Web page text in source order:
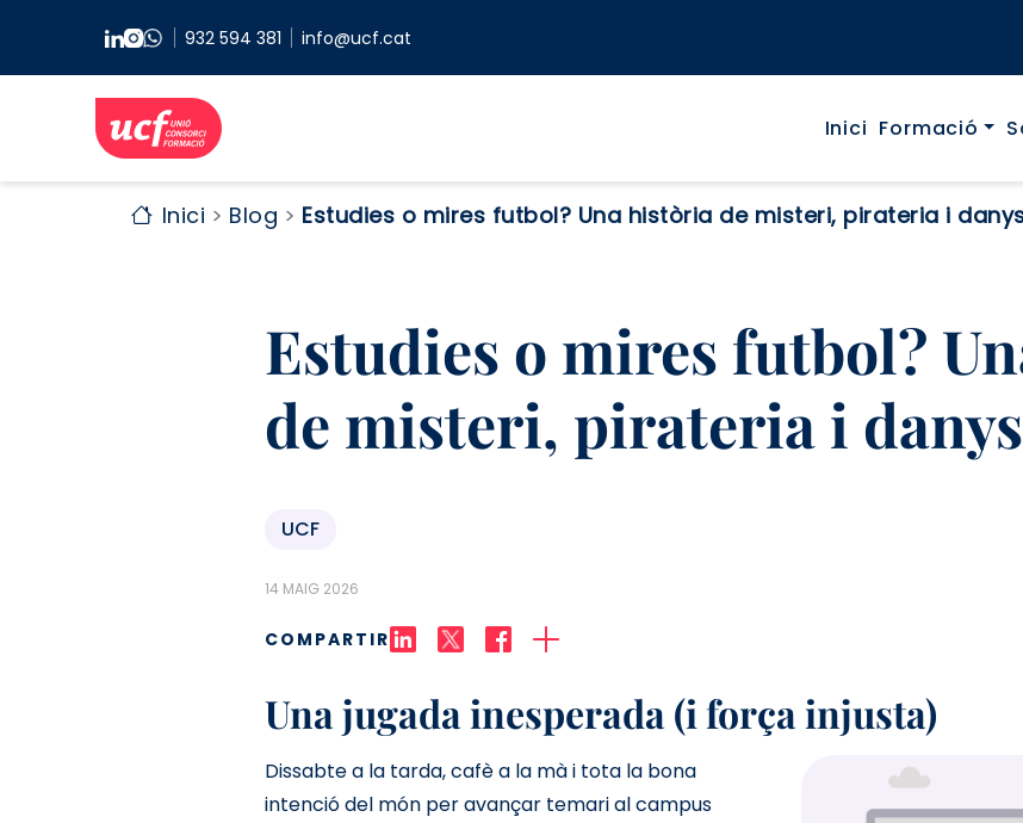
932 594 381 info@ucf.cat
Inici Formació
Inici Blog Estudies o mires futbol? Una història de misteri, pirateria i
Estudies o mires futbol?
de misteri, pirateria i
UCF
14 MAIG 2026
COMPARTIR
Una jugada inesperada (i força injusta)
Dissabte a la tarda, cafè a la mà i tota la bona
intenció del món per avançar temari al campus